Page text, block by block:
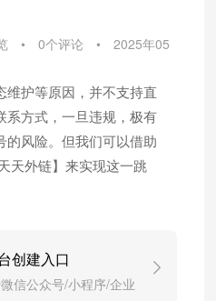
• 0个评论 •
2025年05
维护等原因，并不支持直
系方式，一旦违规，极有
的风险。但我们可以借助
外链】来实现这一跳
创建入口
信公众号/小程序/企业